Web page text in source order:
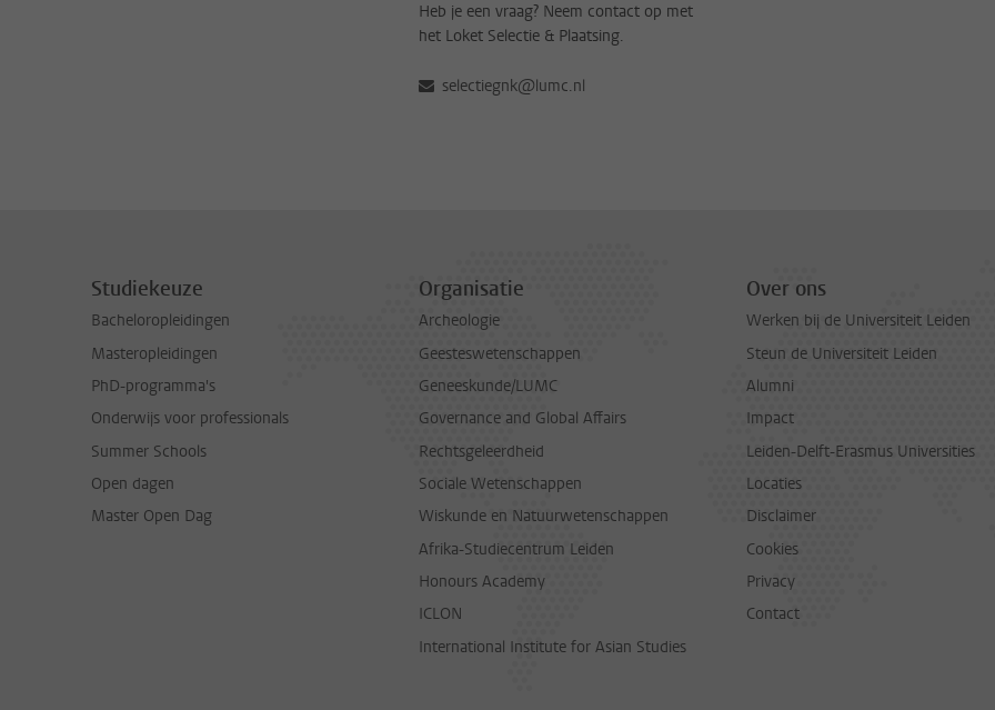
Heb je een vraag? Neem contact op met
het Loket Selectie & Plaatsing.
selectiegnk@lumc.nl
Studiekeuze
Bacheloropleidingen
Masteropleidingen
PhD-programma's
Onderwijs voor professionals
Summer Schools
Open dagen
Master Open Dag
Organisatie
Archeologie
Geesteswetenschappen
Geneeskunde/LUMC
Governance and Global Affairs
Rechtsgeleerdheid
Sociale Wetenschappen
Wiskunde en Natuurwetenschappen
Afrika-Studiecentrum Leiden
Honours Academy
ICLON
International Institute for Asian Studies
Over ons
Werken bij de Universiteit Leiden
Steun de Universiteit Leiden
Alumni
Impact
Leiden-Delft-Erasmus Universities
Locaties
Disclaimer
Cookies
Privacy
Contact